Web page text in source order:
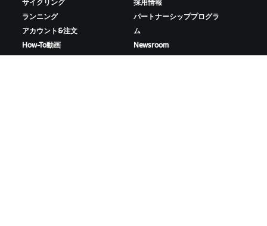
サイクリング
ランニング
アカウント&注文
How-To動画
採用情報
パートナーシッププログラ
ム
Newsroom